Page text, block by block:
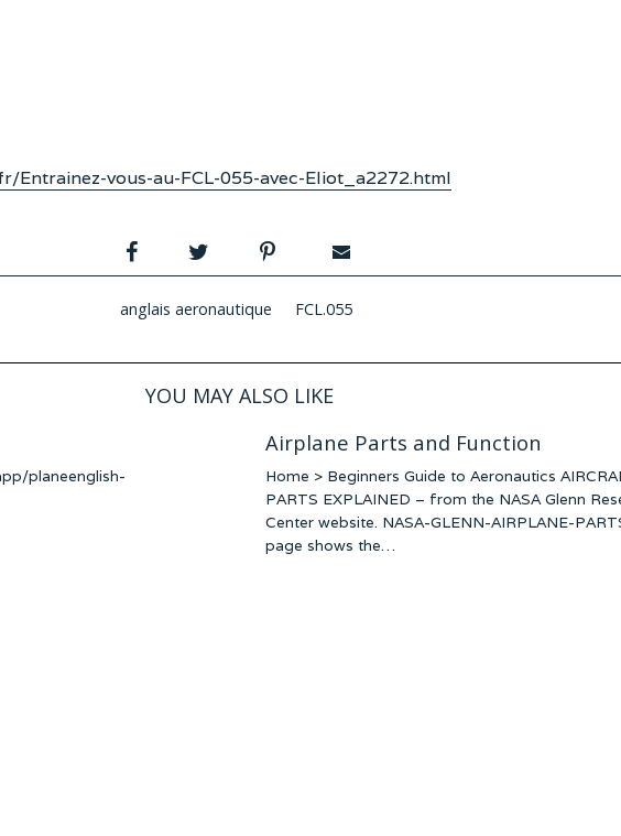
vous-au-FCL-055-avec-Eliot_a2272.html
anglais aeronautique FCL.055
YOU MAY ALSO LIKE
planeenglish-
Airplane Parts and Function
Home > Beginners Guide to Aeronautics
PARTS EXPLAINED – from the NASA Glenn
Center website. NASA-GLENN-AIRPLANE-
page shows the…